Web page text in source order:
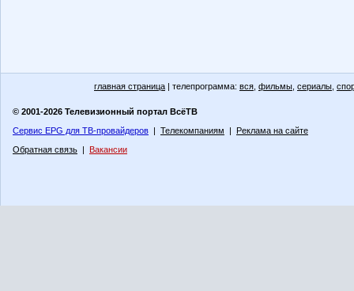
главная страница | телепрограмма: вся фильмы сериалы
© 2001-2026 Телевизионный портал ВсёТВ
Сервис EPG для ТВ-провайдеров | Телекомпаниям | Реклама на сайте
Обратная связь | Вакансии